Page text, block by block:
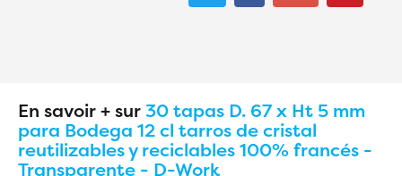
En savoir + sur30 tapas D. 67 x Ht 5 mm
para Bodega 12 cl tarros de cristal
reutilizables y reciclables 100% francés -
Transparente - D-Work